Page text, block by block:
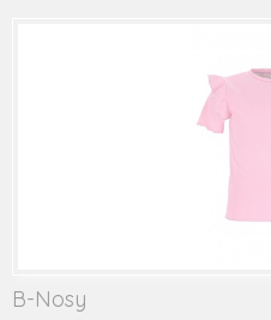
B-Nosy